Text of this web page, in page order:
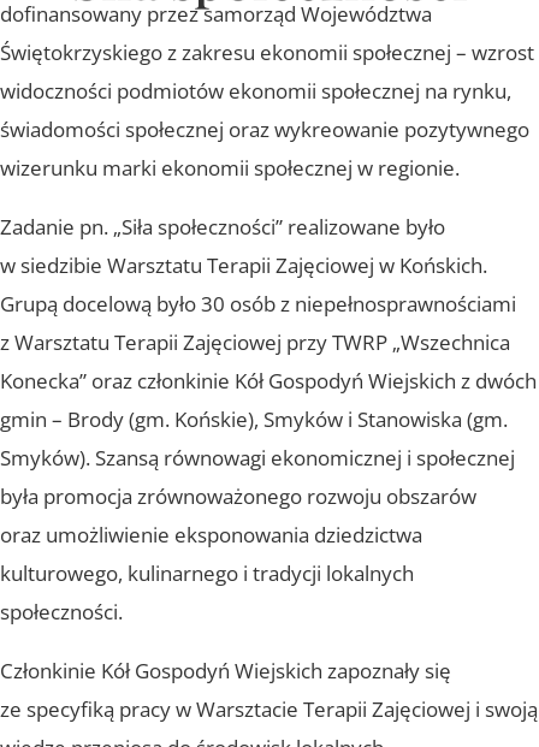
dofinansowany przez samorząd Województwa
Świętokrzyskiego z zakresu ekonomii społecznej – wzrost
widoczności podmiotów ekonomii społecznej na rynku,
świadomości społecznej oraz wykreowanie pozytywnego
wizerunku marki ekonomii społecznej w regionie.
Zadanie pn. „Siła społeczności” realizowane było
w siedzibie Warsztatu Terapii Zajęciowej w Końskich.
Grupą docelową było 30 osób z niepełnosprawnościami
z Warsztatu Terapii Zajęciowej przy TWRP „Wszechnica
Konecka” oraz członkinie Kół Gospodyń Wiejskich z dwóch
gmin – Brody (gm. Końskie), Smyków i Stanowiska (gm.
Smyków). Szansą równowagi ekonomicznej i społecznej
była promocja zrównoważonego rozwoju obszarów
oraz umożliwienie eksponowania dziedzictwa
kulturowego, kulinarnego i tradycji lokalnych
społeczności.
Członkinie Kół Gospodyń Wiejskich zapoznały się
ze specyfiką pracy w Warsztacie Terapii Zajęciowej i swoją